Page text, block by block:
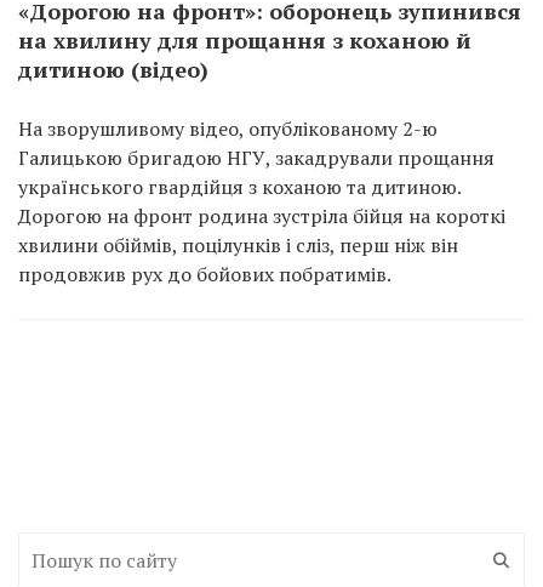
«Дорогою на фронт»: оборонець зупинився
на хвилину для прощання з коханою й
дитиною (відео)
На зворушливому відео, опублікованому 2-ю
Галицькою бригадою НГУ, закадрували прощання
українського гвардійця з коханою та дитиною.
Дорогою на фронт родина зустріла бійця на короткі
хвилини обіймів, поцілунків і сліз, перш ніж він
продовжив рух до бойових побратимів.